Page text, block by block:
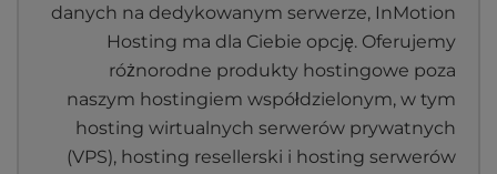
danych na dedykowanym serwerze, InMotion
Hosting ma dla Ciebie opcję. Oferujemy
różnorodne produkty hostingowe poza
naszym hostingiem współdzielonym, w tym
hosting wirtualnych serwerów prywatnych
(VPS), hosting resellerski i hosting serwerów